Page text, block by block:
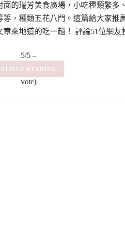
面的瑞芳美食廣場，小吃種類繁多
等，種類五花八門。這篇給大家推
章來地道的吃一趟！ 評論51位網
5/5 –
(1
vote)
READING